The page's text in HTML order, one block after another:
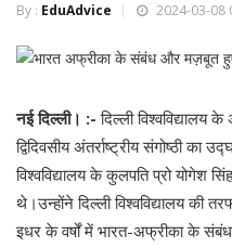
By : EduAdvice 2024-03-08
नई दिल्ली। :-दिल्ली विश्वविद्यालय
द्विदिवसीय अंतर्राष्ट्रीय संगोष्ठी
विश्वविद्यालय के कुलपति प्रो योगेश
थे।उन्होंने दिल्ली विश्वविद्यालय की
इधर के वर्षों में भारत-अफ्रीका के